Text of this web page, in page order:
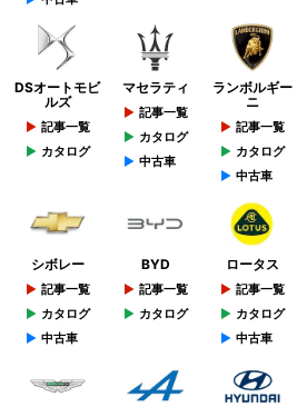
DSオートモビ
ルズ
記事一覧
カタログ
マセラティ
記事一覧
カタログ
中古車
ランボルギー
ニ
記事一覧
カタログ
中古車
シボレー
記事一覧
カタログ
中古車
BYD
記事一覧
カタログ
ロータス
記事一覧
カタログ
中古車